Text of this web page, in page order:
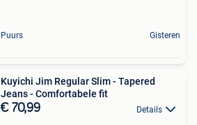
Puurs Gisteren
Kuyichi Jim Regular Slim - Tapered
Jeans - Comfortabele fit
€ 70,99 Details